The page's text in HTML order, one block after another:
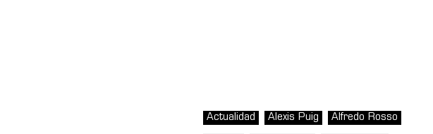
Actualidad Alexis Puig Alfredo Rosso